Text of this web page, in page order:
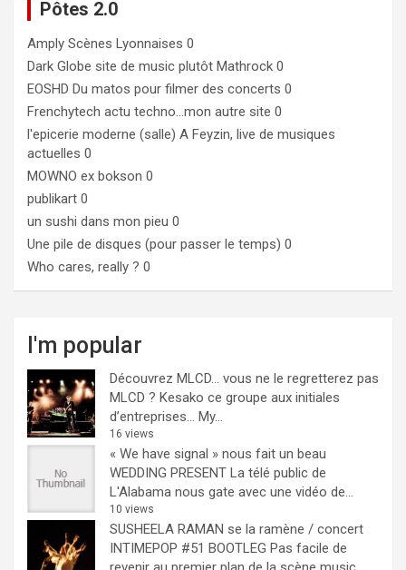
Pôtes 2.0
Amply Scènes Lyonnaises 0
Dark Globe site de music plutôt Mathrock 0
EOSHD Du matos pour filmer des concerts 0
Frenchytech actu techno…mon autre site 0
l'epicerie moderne (salle) A Feyzin, live de musiques
actuelles 0
MOWNO ex bokson 0
publikart 0
un sushi dans mon pieu 0
Une pile de disques (pour passer le temps) 0
Who cares, really ? 0
I'm popular
Découvrez MLCD… vous ne le regretterez pas
MLCD ? Kesako ce groupe aux initiales
d’entreprises… My...
16 views
« We have signal » nous fait un beau
WEDDING PRESENT La télé public de
L'Alabama nous gate avec une vidéo de...
10 views
SUSHEELA RAMAN se la ramène / concert
INTIMEPOP #51 BOOTLEG Pas facile de